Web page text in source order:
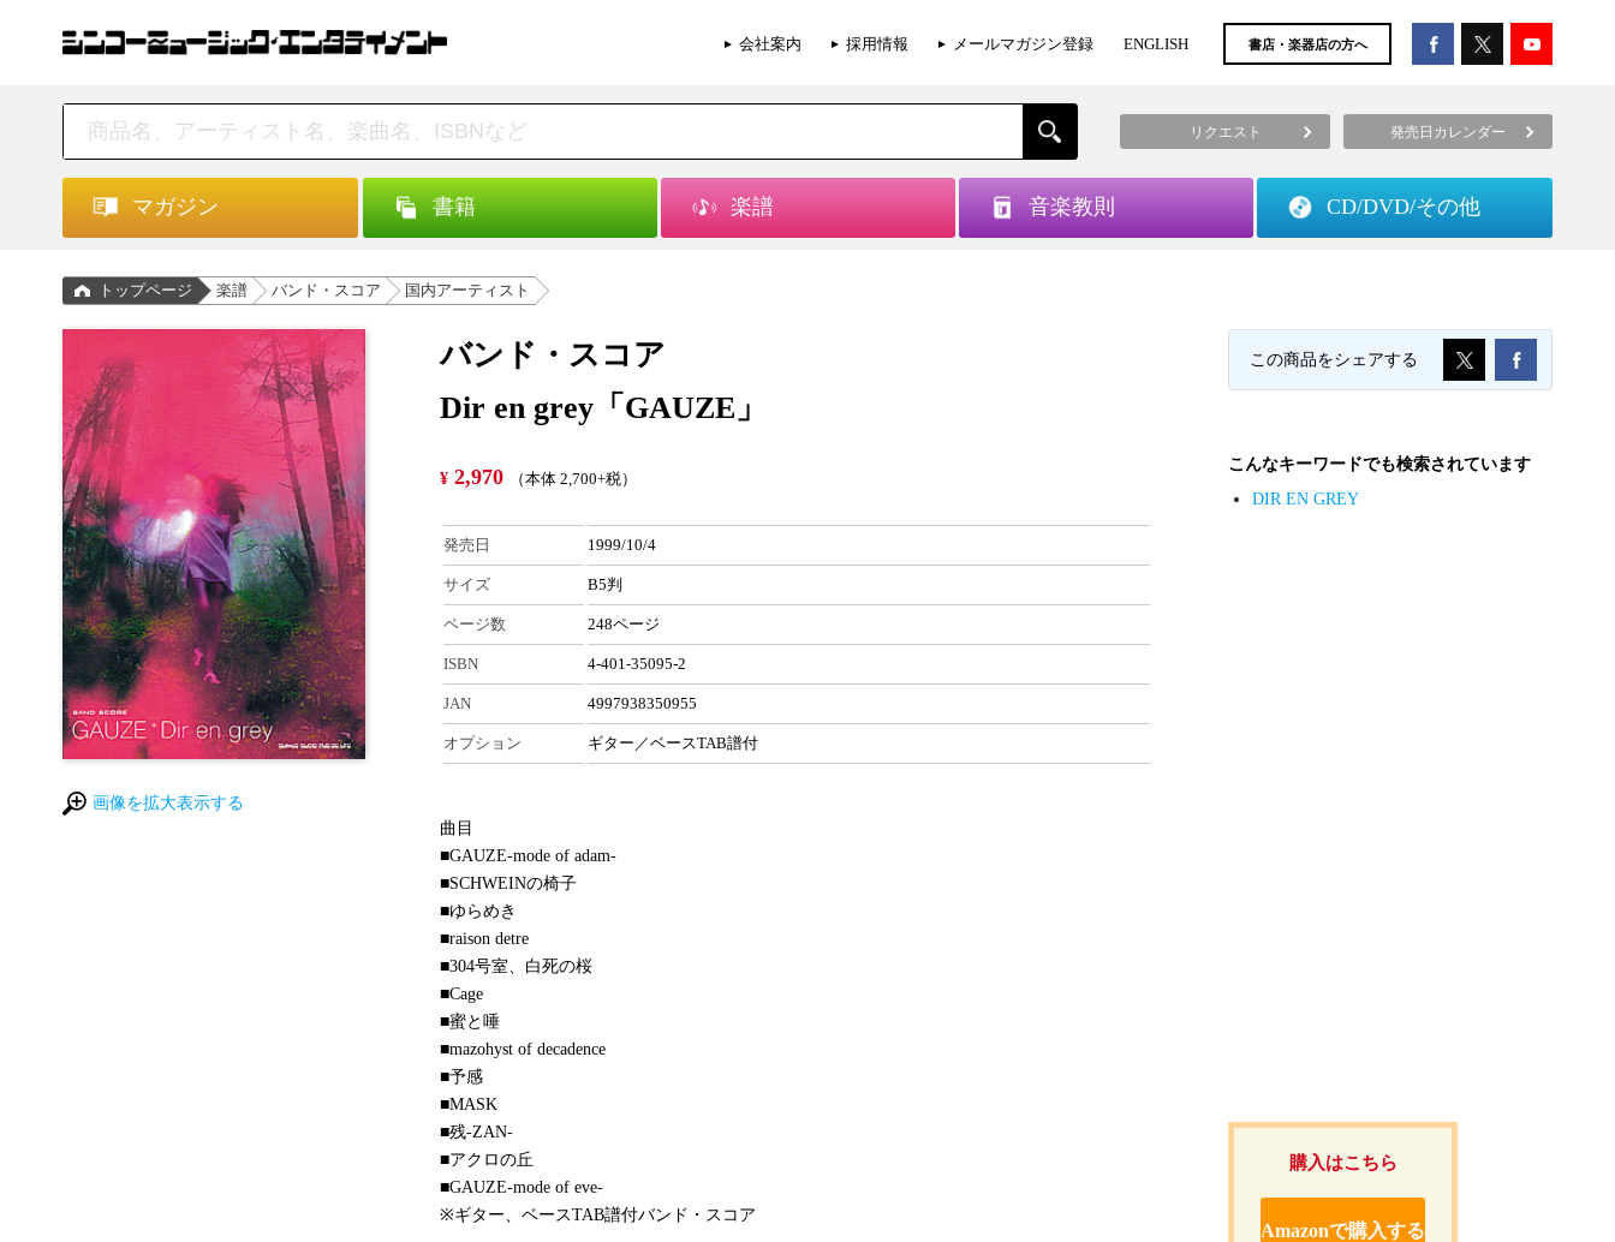
会社案内 採用情報 メールマガジン登録 ENGLISH 書店・楽器店の方へ
リクエスト 発売日カレンダー
マガジン 書籍 楽譜 音楽教則 CD/DVD/その他
トップページ 楽譜 バンド・スコア 国内アーティスト
画像を拡大表示する
バンド・スコア
Dir en grey「GAUZE」
¥ 2,970 （本体 2,700+税）
発売日 1999/10/4
サイズ B5判
ページ数 248ページ
ISBN 4-401-35095-2
JAN 4997938350955
オプション ギター／ベースTAB譜付
曲目
■GAUZE-mode of adam-
■SCHWEINの椅子
■ゆらめき
■raison detre
■304号室、白死の桜
■Cage
■蜜と唾
■mazohyst of decadence
■予感
■MASK
■残-ZAN-
■アクロの丘
■GAUZE-mode of eve-
※ギター、ベースTAB譜付バンド・スコア
購入はこちら
Amazonで購入する
この商品をシェアする
こんなキーワードでも検索されています
DIR EN GREY